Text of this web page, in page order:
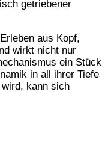
getriebener
aus Kopf,
wirkt nicht nur
ein Stück
in all ihrer Tiefe
kann sich